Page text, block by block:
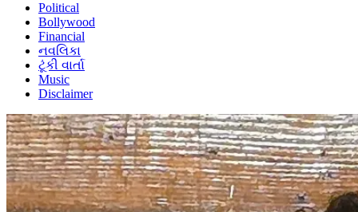
Political
Bollywood
Financial
નવલિકા
ટૂંકી વાર્તા
Music
Disclaimer